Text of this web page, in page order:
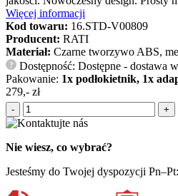
Więcej informacji
Kod towaru: 16.STD-V00809
Producent: RATI
Materiał: Czarne tworzywo ABS,
?
Dostępność: Dostępne - dostawa
Pakowanie: 1x podłokietnik, 1x
279,- zł
- +
Nie wiesz, co wybrać?
Jesteśmy do Twojej dyspozycji